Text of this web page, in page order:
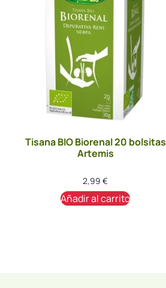
Tisana BIO Biorenal 20 bolsitas
Artemis
2,99 €
Añadir al carrito